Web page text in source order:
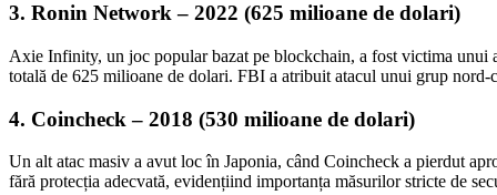
3. Ronin Network – 2022 (625 milioane de dolari)
Axie Infinity, un joc popular bazat pe blockchain, a fost victima unui
totală de 625 milioane de dolari. FBI a atribuit atacul unui grup nord-
4. Coincheck – 2018 (530 milioane de dolari)
Un alt atac masiv a avut loc în Japonia, când Coincheck a pierdut
fără protecția adecvată, evidențiind importanța măsurilor stricte de